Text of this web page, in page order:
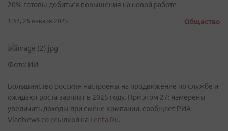
20% готовы добиться повышения на новой работе
1:32, 26 января 2025 Общество
Фото: ИИ
Большинство россиян настроены на продвижение по службе и
ожидают роста зарплат в 2025 году. При этом 27: намерены
увеличить доходы при смене компании, сообщает РИА
VladNews со ссылкой на Lenta.Ru.